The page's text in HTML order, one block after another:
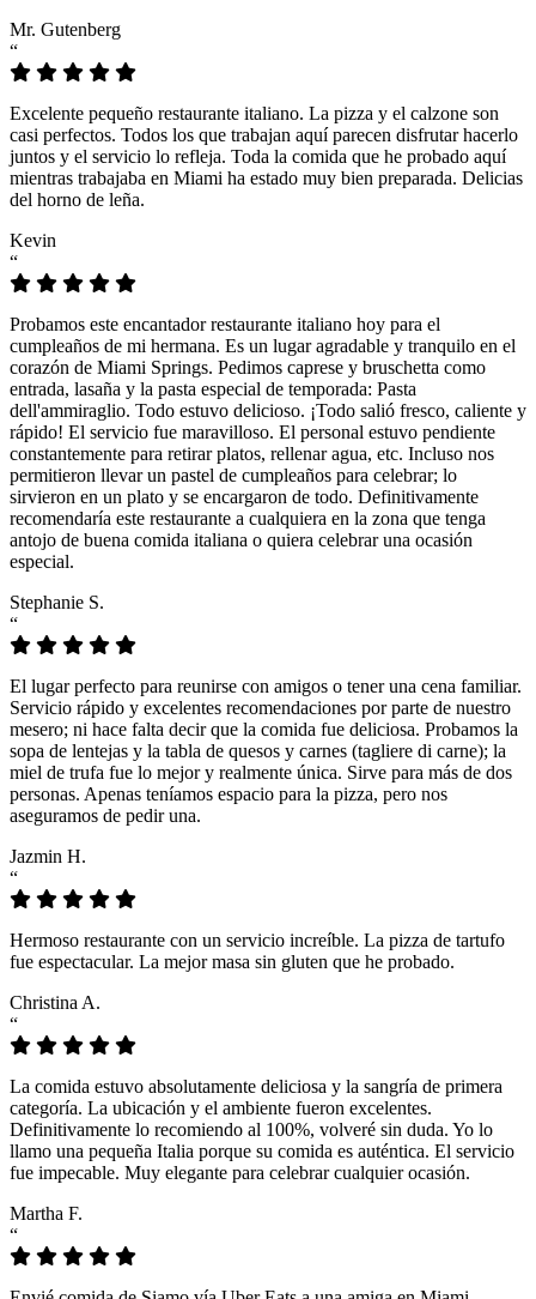
Mr. Gutenberg
“
Excelente pequeño restaurante italiano. La pizza y el calzone son
casi perfectos. Todos los que trabajan aquí parecen disfrutar hacerlo
juntos y el servicio lo refleja. Toda la comida que he probado aquí
mientras trabajaba en Miami ha estado muy bien preparada. Delicias
del horno de leña.
Kevin
“
Probamos este encantador restaurante italiano hoy para el
cumpleaños de mi hermana. Es un lugar agradable y tranquilo en el
corazón de Miami Springs. Pedimos caprese y bruschetta como
entrada, lasaña y la pasta especial de temporada: Pasta
dell'ammiraglio. Todo estuvo delicioso. ¡Todo salió fresco, caliente y
rápido! El servicio fue maravilloso. El personal estuvo pendiente
constantemente para retirar platos, rellenar agua, etc. Incluso nos
permitieron llevar un pastel de cumpleaños para celebrar; lo
sirvieron en un plato y se encargaron de todo. Definitivamente
recomendaría este restaurante a cualquiera en la zona que tenga
antojo de buena comida italiana o quiera celebrar una ocasión
especial.
Stephanie S.
“
El lugar perfecto para reunirse con amigos o tener una cena familiar.
Servicio rápido y excelentes recomendaciones por parte de nuestro
mesero; ni hace falta decir que la comida fue deliciosa. Probamos la
sopa de lentejas y la tabla de quesos y carnes (tagliere di carne); la
miel de trufa fue lo mejor y realmente única. Sirve para más de dos
personas. Apenas teníamos espacio para la pizza, pero nos
aseguramos de pedir una.
Jazmin H.
“
Hermoso restaurante con un servicio increíble. La pizza de tartufo
fue espectacular. La mejor masa sin gluten que he probado.
Christina A.
“
La comida estuvo absolutamente deliciosa y la sangría de primera
categoría. La ubicación y el ambiente fueron excelentes.
Definitivamente lo recomiendo al 100%, volveré sin duda. Yo lo
llamo una pequeña Italia porque su comida es auténtica. El servicio
fue impecable. Muy elegante para celebrar cualquier ocasión.
Martha F.
“